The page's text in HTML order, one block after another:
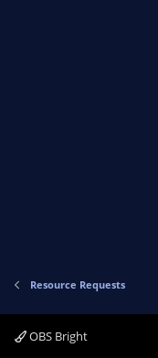
Resource Requests
OBS Bright